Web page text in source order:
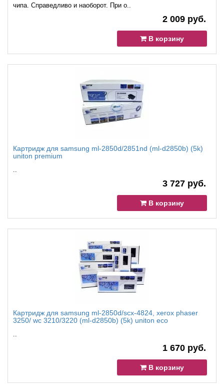
чипа. Справедливо и наоборот. При о..
2 009 руб.
В корзину
Картридж для samsung ml-2850d/2851nd (ml-d2850b) (5k)
uniton premium
..
3 727 руб.
В корзину
Картридж для samsung ml-2850d/scx-4824, xerox phaser
3250/ wc 3210/3220 (ml-d2850b) (5k) uniton eco
..
1 670 руб.
В корзину